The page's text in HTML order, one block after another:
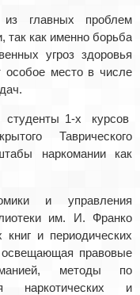
главных проблем
так как именно борьба
угроз здоровья
особое место в числе
1-х курсов
Таврического
наркомании как
и управления
им. И. Франко
и периодических
правовые
методы по
наркотических и